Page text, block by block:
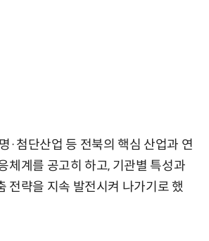
·첨단산업 등 전북의 핵심 산업과 연
체계를 공고히 하고, 기관별 특성과
전략을 지속 발전시켜 나가기로 했